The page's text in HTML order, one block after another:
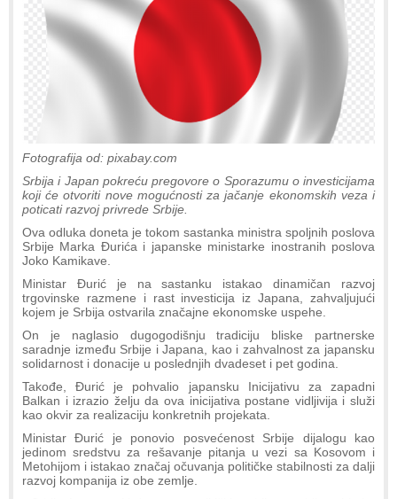
Fotografija od: pixabay.com
Srbija i Japan pokreću pregovore o Sporazumu o investicijama
koji će otvoriti nove mogućnosti za jačanje ekonomskih veza i
poticati razvoj privrede Srbije.
Ova odluka doneta je tokom sastanka ministra spoljnih poslova
Srbije Marka Đurića i japanske ministarke inostranih poslova
Joko Kamikave.
Ministar Đurić je na sastanku istakao dinamičan razvoj
trgovinske razmene i rast investicija iz Japana, zahvaljujući
kojem je Srbija ostvarila značajne ekonomske uspehe.
On je naglasio dugogodišnju tradiciju bliske partnerske
saradnje između Srbije i Japana, kao i zahvalnost za japansku
solidarnost i donacije u poslednjih dvadeset i pet godina.
Takođe, Đurić je pohvalio japansku Inicijativu za zapadni
Balkan i izrazio želju da ova inicijativa postane vidljivija i služi
kao okvir za realizaciju konkretnih projekata.
Ministar Đurić je ponovio posvećenost Srbije dijalogu kao
jedinom sredstvu za rešavanje pitanja u vezi sa Kosovom i
Metohijom i istakao značaj očuvanja političke stabilnosti za dalji
razvoj kompanija iz obe zemlje.